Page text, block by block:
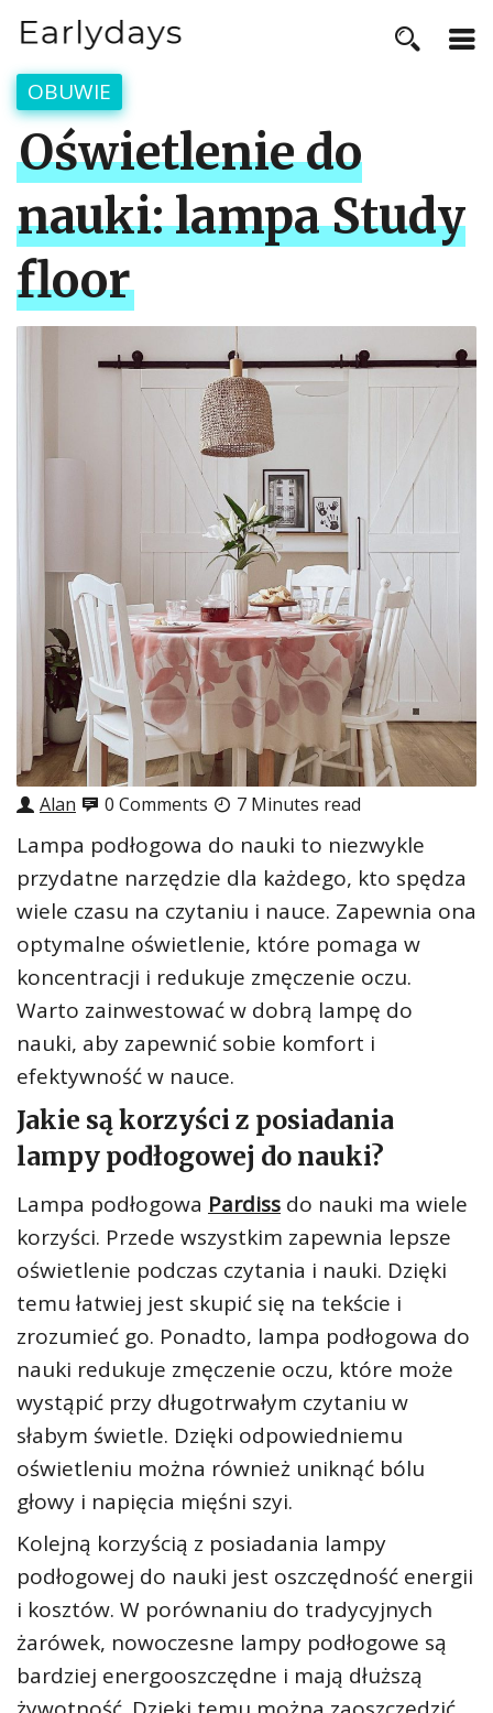
OBUWIE
Oświetlenie do
nauki: lampa Study
floor
Alan 0 Comments 7 Minutes read
Lampa podłogowa do nauki to niezwykle
przydatne narzędzie dla każdego, kto spędza
wiele czasu na czytaniu i nauce. Zapewnia ona
optymalne oświetlenie, które pomaga w
koncentracji i redukuje zmęczenie oczu.
Warto zainwestować w dobrą lampę do
nauki, aby zapewnić sobie komfort i
efektywność w nauce.
Jakie są korzyści z posiadania
lampy podłogowej do nauki?
Lampa podłogowa Pardiss do nauki ma wiele
korzyści. Przede wszystkim zapewnia lepsze
oświetlenie podczas czytania i nauki. Dzięki
temu łatwiej jest skupić się na tekście i
zrozumieć go. Ponadto, lampa podłogowa do
nauki redukuje zmęczenie oczu, które może
wystąpić przy długotrwałym czytaniu w
słabym świetle. Dzięki odpowiedniemu
oświetleniu można również uniknąć bólu
głowy i napięcia mięśni szyi.
Kolejną korzyścią z posiadania lampy
podłogowej do nauki jest oszczędność energii
i kosztów. W porównaniu do tradycyjnych
żarówek, nowoczesne lampy podłogowe są
bardziej energooszczędne i mają dłuższą